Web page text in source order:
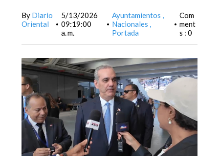
By Diario
Oriental
•
5/13/2026
09:19:00
a. m.
•
Ayuntamientos
Nacionales
Portada
•
Com
ment
s : 0